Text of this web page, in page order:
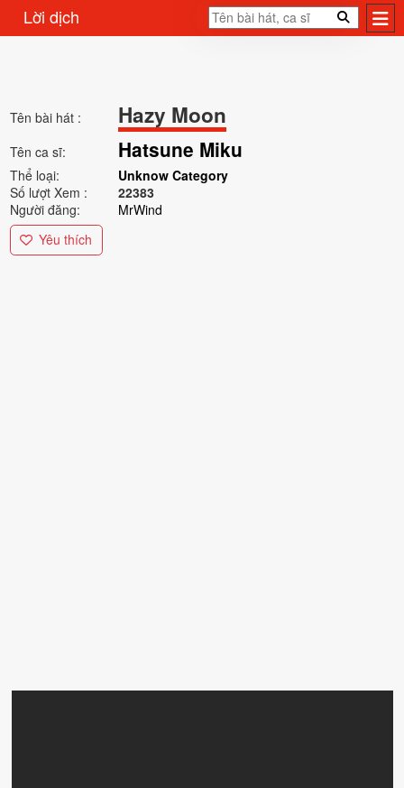
Lời dịch
Tên bài hát : Hazy Moon
Tên ca sĩ: Hatsune Miku
Thể loại:
Unknow Category
Số lượt Xem :
22383
Người đăng:
MrWind
Yêu thích